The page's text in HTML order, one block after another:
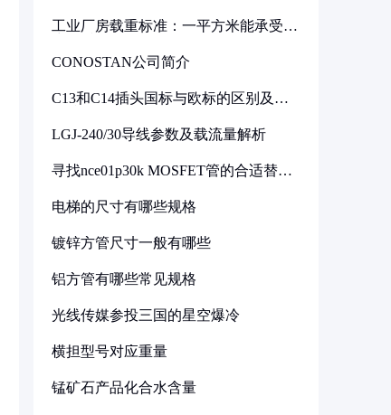
工业厂房载重标准：一平方米能承受多
CONOSTAN公司简介
C13和C14插头国标与欧标的区别及其
LGJ-240/30导线参数及载流量解析
寻找nce01p30k MOSFET管的合适替代
电梯的尺寸有哪些规格
镀锌方管尺寸一般有哪些
铝方管有哪些常见规格
光线传媒参投三国的星空爆冷
横担型号对应重量
锰矿石产品化合水含量